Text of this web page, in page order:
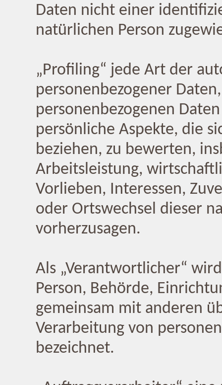
Daten nicht einer
natürlichen Person
„Profiling“ jede Art der
personenbezogener
personenbezogenen
persönliche Aspekte, die
beziehen, zu bewerten,
Arbeitsleistung,
Vorlieben, Interessen,
oder Ortswechsel dieser
vorherzusagen.
Als „Verantwortlicher“
Person, Behörde,
gemeinsam mit anderen
Verarbeitung von
bezeichnet.